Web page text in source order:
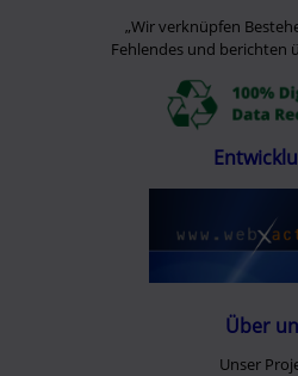
„Wir verknüpfen
Fehlendes und berichten
Über
Unser